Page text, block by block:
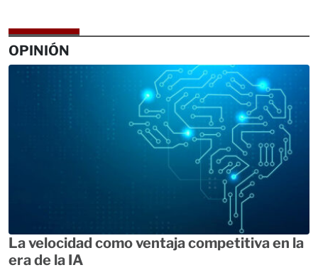
OPINIÓN
La velocidad como ventaja competitiva en la
era de la IA